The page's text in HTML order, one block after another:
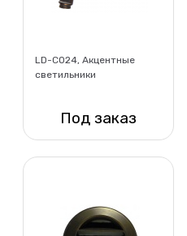
LD-CO24, Акцентные
светильники
Под заказ
Нет в наличии